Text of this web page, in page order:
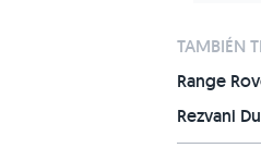
TAMBIÉN
Range
Rezvani